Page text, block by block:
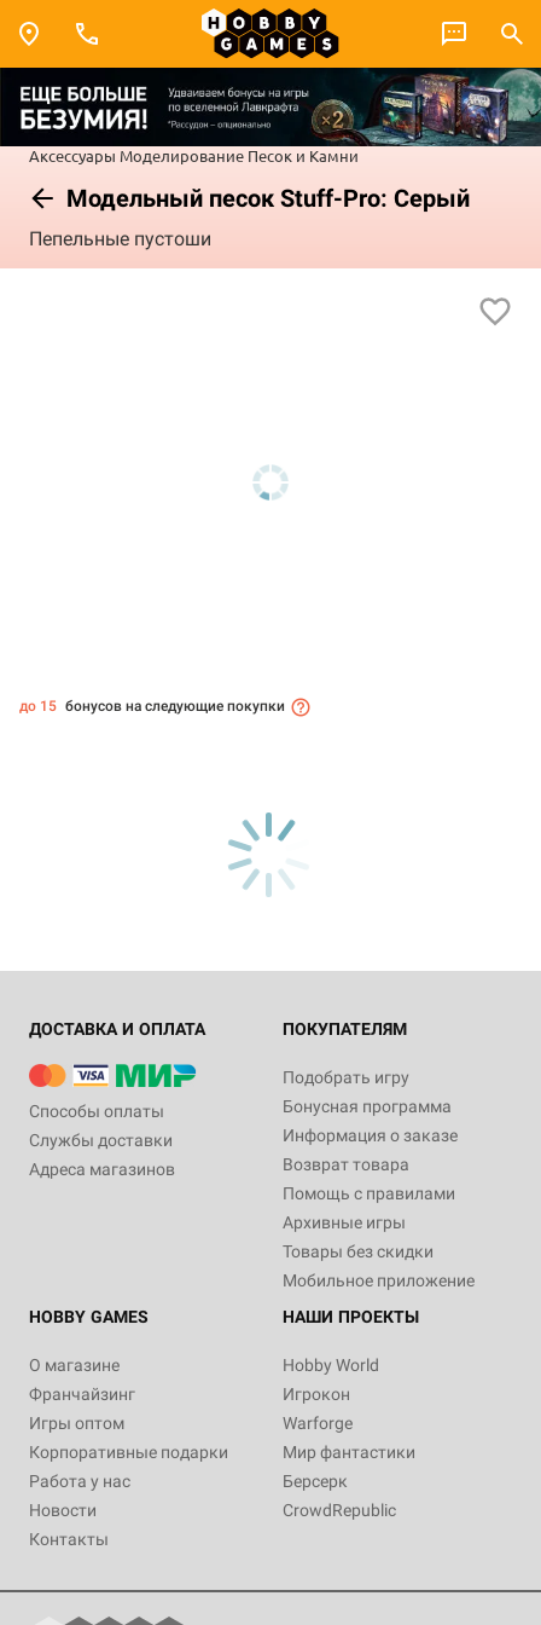
Аксессуары Моделирование Песок и Камни
Модельный песок Stuff-Pro: Серый
Пепельные пустоши
до 15 бонусов на следующие покупки
ДОСТАВКА И ОПЛАТА
Способы оплаты
Службы доставки
Адреса магазинов
ПОКУПАТЕЛЯМ
Подобрать игру
Бонусная программа
Информация о заказе
Возврат товара
Помощь с правилами
Архивные игры
Товары без скидки
Мобильное приложение
HOBBY GAMES
О магазине
Франчайзинг
Игры оптом
Корпоративные подарки
Работа у нас
Новости
Контакты
НАШИ ПРОЕКТЫ
Hobby World
Игрокон
Warforge
Мир фантастики
Берсерк
CrowdRepublic